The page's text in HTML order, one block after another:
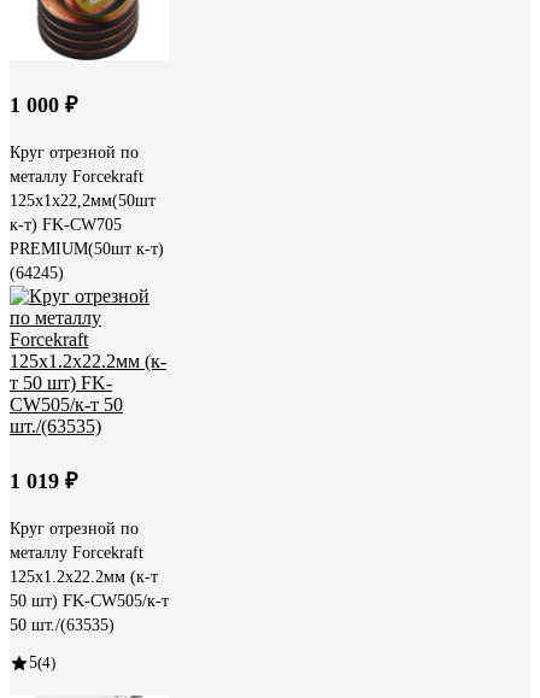
1 000 ₽
Круг отрезной по
металлу Forcekraft
125x1x22,2мм(50шт
к-т) FK-CW705
PREMIUM(50шт к-т)
(64245)
1 019 ₽
Круг отрезной по
металлу Forcekraft
125x1.2x22.2мм (к-т
50 шт) FK-CW505/к-т
50 шт./(63535)
5(4)